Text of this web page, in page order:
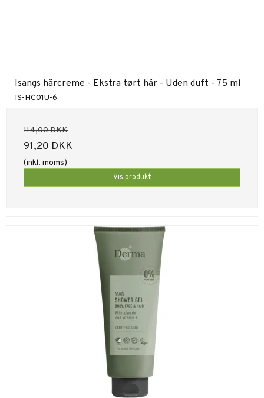
Isangs hårcreme - Ekstra tørt hår - Uden duft - 75 ml
IS-HC01U-6
114,00 DKK
91,20 DKK
(inkl. moms)
Vis produkt